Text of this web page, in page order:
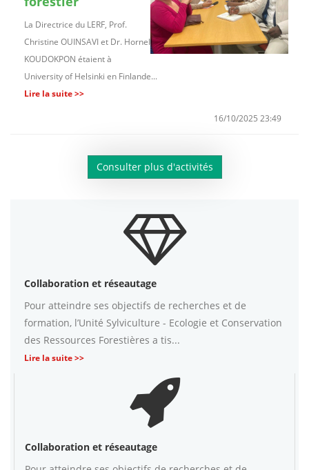
La Directrice du LERF, Prof.
Christine OUINSAVI et Dr. Hornel
KOUDOKPON étaient à
University of Helsinki en Finlande...
Lire la suite >>
16/10/2025 23:49
Consulter plus d'activités
Collaboration et réseautage
Pour atteindre ses objectifs de recherches et de
formation, l’Unité Sylviculture - Ecologie et Conservation
des Ressources Forestières a tis...
Lire la suite >>
Collaboration et réseautage